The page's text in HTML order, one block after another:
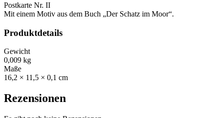
Postkarte Nr. II
Mit einem Motiv aus dem Buch „Der Schatz im Moor“.
Produktdetails
Gewicht
0,009 kg
Maße
16,2 × 11,5 × 0,1 cm
Rezensionen